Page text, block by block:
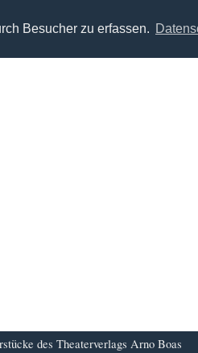
Besucher zu erfassen.
des Theaterverlags Arno Boas